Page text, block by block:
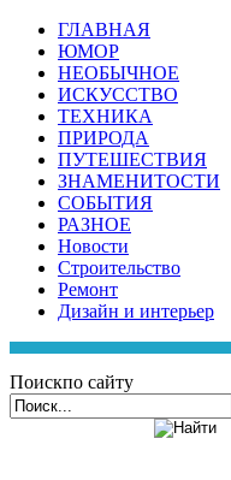
ГЛАВНАЯ
ЮМОР
НЕОБЫЧНОЕ
ИСКУССТВО
ТЕХНИКА
ПРИРОДА
ПУТЕШЕСТВИЯ
ЗНАМЕНИТОСТИ
СОБЫТИЯ
РАЗНОЕ
Новости
Строительство
Ремонт
Дизайн и интерьер
Поискпо сайту